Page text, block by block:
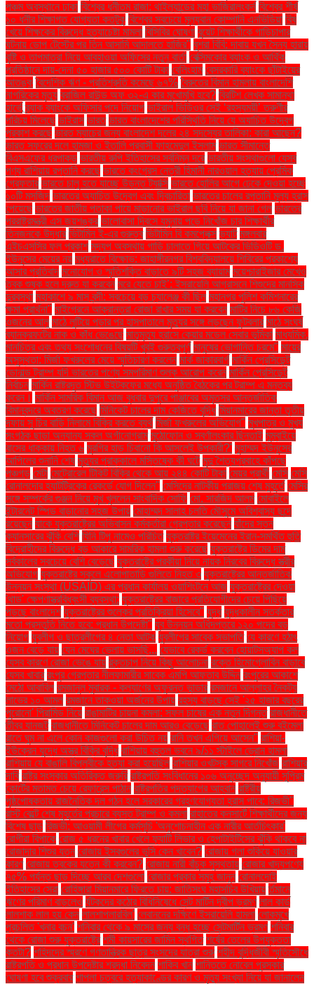
পঞ্চম অবস্থানে ঢাকা বিশ্বের ধনীতম রাজা: থাইল্যান্ডের মহা ভাজিরালংকর্ন বিশ্বের শীর্ষ
১০ ধনীর শিক্ষাগত যোগ্যতা কতটুকু বিশ্বের সবচেয়ে মূল্যবান কোম্পানি এনভিডিয়া বিষ
খেয়ে শিক্ষকের বিরুদ্ধে হত্যাচেষ্টা মামলা বিসিবির ঘোষণা বুয়েট শিক্ষার্থীকে গাড়িচাপার
ঘটনায় ডোপ টেস্টের পর তিন আসামি আদালতে হাজির" বুশরা বিবি: দাবায় যখন সৈন্য হারায়
বৃষ্টি ও তাপমাত্রা নিয়ে আবহাওয়া অফিসের নতুন বার্তা বেক্সিমকোর ব্যাংক ও আর্থিক
প্রতিষ্ঠানে দায়-দেনা ৫০ হাজার ৫০০ কোটি টাকা বেলিংহাম বেসরকারি ব্যাংকে ছাঁটাইয়ের
আতঙ্ক বৈদেশিক ঋণ - প্রতিশ্রুতি কমেছে ৬৭% বৈরুতের বিমান হামলায় বাংলাদেশি
নাগরিকের মৃত্যু ব্রাজিল রাউন্ড অফ ৩২-এ কার মুখোমুখি হবে? ব্রিটিশ লেখক সামান্থা
হার্ভে ব্র্যাক ব্যাংকে অফিসার পদে নিয়োগ ভাইরাল ভিডিওর সেই ‘রহস্যময়ী’ তরুণীর
পরিচয় মিলেছে ভাইরাস ভারত ভারত বাংলাদেশের পরিস্থিতি নিয়ে যে অযাচিত উদ্বেগ
প্রকাশ করছে ভারত ম্যাচের জন্য বাংলাদেশ দলের ২৪ সদস্যের তালিকা: কারা আছেন?
ভারত সফরের দলে হামজা ও ইতালি প্রবাসী ফাহমেদুল ইসলাম ভারত সীমান্তে
বিএসএফের ধরপাকড় ভারতীয় রুপি ইতিহাসের সর্বনিম্ন দরে ভারতীয় সংস্থাগুলো যেসব
পণ্য রাশিয়ায় রপ্তানি করছে ভারতে কংগ্রেস নেত্রী হিমানী নারওয়াল হত্যায় প্রেমিক
গ্রেফতার ভারতে চালু হতে যাচ্ছে উড়ন্ত ট্যাক্সি ভারতে হোলির আগে ঢেকে দেওয়া হচ্ছে
১০টি মসজিদ ভারতের অযাচিত উদ্বেগ এবং দ্বিচারিতা ভারতের চালের রপ্তানি মূল্য হ্রাস
পেয়েছে ভারতের জাতীয় পতাকা পায়ে মাড়ানোর ভাইরাল ছবি নিয়ে যা জানা গেল ভারতের
পররাষ্ট্রমন্ত্রী এস জয়শঙ্কর ভালোবাসা দিবসে যমুনায় পড়ে নিখোঁজ চার শিক্ষার্থীর
তিনজনকে উদ্ধার ভিটামিন ই-এর গুরুত্ব ভিটামিন বি কমপ্লেক্স ভ্যাট মঙ্গলবার
এইচএসসির ফল প্রকাশ মদ্যপ অবস্থায় গাড়ি চালাতে গিয়ে আটকের ভিডিওটি ড.
ইউনূসের মেয়ের নয় মধ্যরাতে বিক্ষোভ: জাহাঙ্গীরনগর বিশ্ববিদ্যালয়ে শিবিরের প্রকাশ্যে
আসার প্রতিবাদ মনোযোগ ও স্মৃতিশক্তি বাড়াতে ৯টি সহজ ব্যায়াম ময়েশ্চারাইজার মেখেও
ত্বক শুষ্ক হলে দ্রুত যা করবেন মরে যেতে চাই’: ইসরায়েলি আগ্রাসনে শিশুদের মানসিক
দুরবস্থা মহাকাশে ৯ মাস বন্দী: সবচেয়ে বড় চ্যালেঞ্জ কী ছিল মহানগর পুলিশ কমিশনারের
ক্ষমা প্রার্থনা" মাইগ্রেনে আক্রান্তরা রোজা রাখার সময় যা করবেন মাটির নিচে ৮৬ কেজি
ওজনের আলু মাঠে লুটিয়ে পড়ার পর হাসপাতালে মৃত্যুর সঙ্গে লড়ছেন ফুটবলার মাঠে সংঘর্ষ
ব্যানক্রফটের নাক ও কাঁধ ভেঙেছে মাতৃমৃত্যু হ্রাসে কেয়ার মডেল সেবার ভূমিকা মাধ্যমিক.
মানচিত্র এবং তথ্য সংশোধনের বিষয়টি খুবই গুরুত্বপূর্ণ মানুষের ভোগান্তি চরমে" মায়ের
অসুস্থতা: মির্জা ফখরুলের মেয়ে স্মৃতিচারণ করলেন মার্ক জাকারবার্গ মার্কিন প্রেসিডেন্ট
ডোনাল্ড ট্রাম্প যদি ভারতের পণ্যে সমপরিমাণ শুল্ক আরোপ করেন মার্কিন প্রেসিডেন্ট
নির্বাচন মার্কিন রাষ্ট্রদূত স্টিভ উইটকফের মধ্যে অনুষ্ঠিত বৈঠকের পর ট্রাম্প এ মন্তব্য
করেন। মার্কিন সামরিক বিমান আজ বুধবার দুপুরে পাঞ্জাবের অমৃতসর আন্তর্জাতিক
বিমানবন্দরে অবতরণ করেছে মিনিকেট চালের দাম কেজিতে বৃদ্ধি মিয়ানমারের জান্তা তৃতীয়
দফায় সু চির বাড়ি নিলামে বিক্রি করতে ব্যর্থ মির্জা ফখরুলের অভিযোগ" মুখপাত্র ও মুখ্য
সংগঠক ছাড়া অন্যান্য সকল অর্গানোগ্রাম মুঠোফোন ও স্বর্ণালংকার ছিনতাই মুম্বাইয়ে
বাসের ধাক্কায় নিহত ৬ মুরগির হাড় চিবানো কি আসলেই উপকারী?' মুহাম্মদ ইউনূসের
আপিলের শুনানি শেষ মৃত্যুর প্রাক্কালে মস্তিষ্কে কী ঘটে মৃদু শৈত্যপ্রবাহে কাঁপছে
পঞ্চগড় মেটা মেট্রোরেল টিকিট বিক্রি থেকে আয় ২৪৪ কোটি টাকা মেয়র প্রার্থী মেসি মেসি
রোনালদোর হ্যাটট্রিকের রেকর্ডে যোগ দিলেন" মেসিদের নাটকীয় পরাজয় শেষ মুহূর্তে মেসির
সঙ্গে সম্পর্কের গুঞ্জন নিয়ে মুখ খুললেন সাংবাদিক সোফি মো. সারজিদ আলম মোবাইলে
ইন্টারনেট স্পিড বাড়ানোর সহজ উপায় মোহাম্মদ সালাহ চলতি মৌসুমে অবিশ্বাস্য ছন্দে
রয়েছেন যাকে যুক্তরাষ্ট্রের অভিবাসন কর্মকর্তারা গ্রেপ্তার করেছেন যাঁদের স্তন
ক্যানসারের ঝুঁকি বেশি যিনি টিপু নামেও পরিচিত যুক্তরাষ্ট্র ইয়েমেনের ইরান-সমর্থিত হুতি
বিদ্রোহীদের বিরুদ্ধে বড় আকারে সামরিক হামলা শুরু করেছে যুক্তরাষ্ট্রে ডিমের দাম
সর্বকালের সবচেয়ে বেশি বেড়েছে যুক্তরাষ্ট্রে পরকীয়া নিয়ে নায়ক নিরবের বিরুদ্ধে স্ত্রীর
অভিযোগ যুক্তরাষ্ট্রে স্কুলে এলোপাতাড়ি গুলিতে নিহত ৩ যুক্তরাষ্ট্রের আন্তর্জাতিক
উন্নয়ন সংস্থা (USAID) এর প্রধান কার্যালয় ওয়াশিংটনে আজ যুক্তরাষ্ট্রের দেওয়া
'থাড' ক্ষেপণাস্ত্রবিধ্বংসী ব্যবস্থা: যুক্তরাষ্ট্রের বাজারে প্রতিযোগীদের চেয়ে পিছিয়ে
পড়ছে বাংলাদেশ যুক্তরাষ্ট্রের শুল্কের প্রতিক্রিয়া হিসেবে" যুদ্ধ যুদ্ধকালীন সতর্কতার
মতো প্রস্তুতি নিতে হবে: প্রধান উপদেষ্টা" যুব উন্নয়ন অধিদপ্তরে ১২০ পদের বড়
নিয়োগ যুবলীগ ও ছাত্রলীগের ৪ নেতা আটক যুবলীগের সাবেক সভাপতি যে কারণে হঠাৎ
ওজন বেড়ে যায় যেন মেঘের ভেলায় ভাসছি... যেভাবে রেকর্ড করবেন হোয়াটসঅ্যাপ কল
যেসব কারণে রোজা ভেঙে যায় রক্তচাপ নিয়ে কিছু আলোচনা রক্তে হিমোগ্লোবিন বাড়াবে
যেসব খাবার রংপুর গ্রেপ্তার নীলফামারীর সাবেক এমপি আফতাব উদ্দিন রংপুরের আকাশে
মেঠো আবাবিল রমজানুল মুবারক - কল্যাণের অফুরন্ত ভান্ডার রমজানে আল্লাহর নৈকট্য
লাভের ১০ আমল রমজানে তাকওয়া অর্জনের উপায় রহস্য বাড়ছে সেই '২৫ হাজার বছরের
পুরোনো' পিরামিড নিয়ে রাঙামাটির চায়না কমলা: সফল চাষের এক নতুন দিগন্ত রাজধানীতে
তীব্র যানজট রাজধানীতে মিনিকেট চালের দাম আরও বেড়েছে রাত পোহালেই শুরু বইমেলা
রাতে ঘুম না এলে কোন কাজগুলো করা উচিত নয় রানি তখন এগিয়ে আসেন" রাশিয়া-
ইউক্রেন যুদ্ধে অস্ত্র বিক্রি বৃদ্ধি রাশিয়ায় বহুতল ভবনে ৯/১১ স্টাইলে ড্রোন হামলা
রাশিয়ায় যে বাঙালি বিপ্লবীকে হত্যা করা হয়েছিল রাশিয়ার ওখটস্ক সাগরে নিখোঁজ রাশিয়ার
দাবি রাষ্ট্র সংস্কার অতিরিক্ত জরুরি রাষ্ট্রপতি সংবিধানের ১০৬ অনুচ্ছেদ অনুযায়ী সুপ্রিম
কোর্টের মতামত চেয়ে রেফারেন্স পাঠান রাষ্ট্রপতির পদত্যাগের আহ্বান রাষ্ট্রীয়
পৃষ্ঠপোষকতায় রাজনৈতিক দল গঠন হলে সরকারের গ্রহণযোগ্যতা হ্রাস পাবে: রিজভী"
রাস্ট বেল্টে শেষ মুহূর্তের প্রচারে ব্যস্ত ট্রাম্প ও কমলা রাহাতের কনসার্টে শিক্ষার্থীদের জন্য
বিশেষ ছাড় রিজভী: আওয়ামী লীগের কর্মসূচি 'অনুশোচনাহীন এক নারীর আর্তচিৎকার'
রোগীরা বিপাকে রোজ ৫ ধরনের খাবার খেলে ফ্যাটি লিভার ও হেপাটাইটিসের ঝুঁকি থাকবে না
রোজাদার শিশুর যত্ন রোজায় ইসবগুলের ভুসি কেন খাবেন? রোজায় গলা শুকিয়ে যাওয়ার
কারণ রোজায় ত্বকের যত্নে কী করবেন? রোজায় নারী বাঁচুক সুস্থতায় রোজার খাদ্যপণ্যে
৭৫% পর্যন্ত ছাড় দিচ্ছে আরব দেশগুলো রোজার প্রকার সমূহ জানুন রোনালদোই
ইতিহাসের সেরা রোহিঙ্গারা মিয়ানমারে ফিরতে চায়: জাতিসংঘ মহাসচিব উখিয়ায় র্তমানে
ঋণের পরিমাণ বাড়লেও র্যটকদের কঠোর বিধিনিষেধে সেন্ট মার্টিন দ্বীপ ভ্রমণ লাল কার্ড
লালশাক লাল হয় কেন লালশাপলারবিল' লেবাননের দক্ষিণে ইসরায়েলি হামলা লোকমুখে
প্রচলিত 'খনার বচন' শনিবার থেকে ৯ মাসের জন্য বন্ধ হচ্ছে সেন্টমার্টিন ভ্রমণ শনিবার
থেকে রোজা শুরু যুক্তরাষ্ট্রে শমী কায়সারের জামিন স্থগিত শর্ষের তেলের উপযুক্ততা
কতটা? শহিদদের স্মরণে গণতান্ত্রিক ছাত্র সংসদের যাত্রা শুরু শহীদ বুদ্ধিজীবী স্মৃতিসৌধে
রাষ্ট্রপতি ও প্রধান উপদেষ্টার শ্রদ্ধা নিবেদন শাকিব খান শান্তিতে নোবেল পুরস্কার
ঘোষণা হবে শুক্রবার শাপলা চত্বরে হত্যাকাণ্ডের কারণ ও মৃত্যু সংখ্যা নিয়ে যা জানালেন